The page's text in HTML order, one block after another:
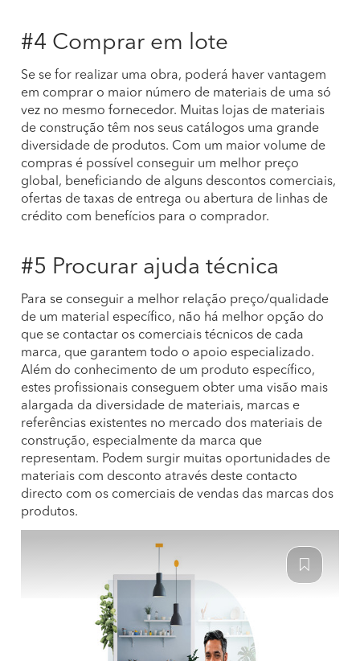
#4 Comprar em lote
Se se for realizar uma obra, poderá haver vantagem
em comprar o maior número de materiais de uma só
vez no mesmo fornecedor. Muitas lojas de materiais
de construção têm nos seus catálogos uma grande
diversidade de produtos. Com um maior volume de
compras é possível conseguir um melhor preço
global, beneficiando de alguns descontos comerciais,
ofertas de taxas de entrega ou abertura de linhas de
crédito com benefícios para o comprador.
#5 Procurar ajuda técnica
Para se conseguir a melhor relação preço/qualidade
de um material específico, não há melhor opção do
que se contactar os comerciais técnicos de cada
marca, que garantem todo o apoio especializado.
Além do conhecimento de um produto específico,
estes profissionais conseguem obter uma visão mais
alargada da diversidade de materiais, marcas e
referências existentes no mercado dos materiais de
construção, especialmente da marca que
representam. Podem surgir muitas oportunidades de
materiais com desconto através deste contacto
directo com os comerciais de vendas das marcas dos
produtos.